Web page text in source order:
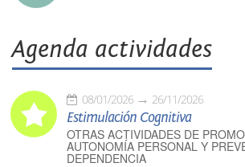
Agenda actividades
08/01/2026 26/11/2026
Estimulación Cognitiva
OTRAS ACTIVIDADES DE
AUTONOMÍA PERSONAL Y
DEPENDENCIA